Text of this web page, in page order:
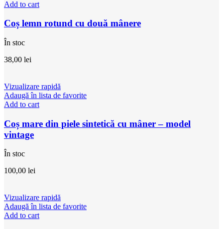
Add to cart
Coș lemn rotund cu două mânere
În stoc
38,00 lei
Vizualizare rapidă
Adaugă în lista de favorite
Add to cart
Coș mare din piele sintetică cu mâner – model
vintage
În stoc
100,00 lei
Vizualizare rapidă
Adaugă în lista de favorite
Add to cart